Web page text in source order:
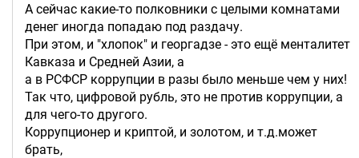
А сейчас какие-то полковники с целыми комнатами
денег иногда попадаю под раздачу.
При этом, и "хлопок" и георгадзе - это ещё менталитет
Кавказа и Средней Азии, а
а в РСФСР коррупции в разы было меньше чем у них!
Так что, цифровой рубль, это не против коррупции, а
для чего-то другого.
Коррупционер и криптой, и золотом, и т.д.может
брать,